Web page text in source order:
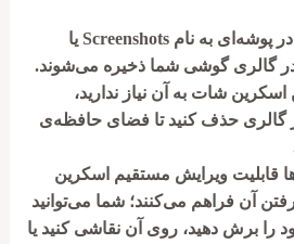
پوشه‌ای به نام Screenshotsیا
گالری گوشی شما ذخیره می‌شوند.
اسکرین شات به آن نیاز ندارید،
گالری حذف کنید تا فضای حافظه‌ی
قابلیت ویرایش مستقیم اسکرین
آن فراهم می‌کنند؛ شما می‌توانید
را برش دهید، روی آن نقاشی کنید یا